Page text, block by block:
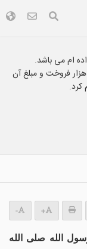
ام می باشد.
فروخت و مبلغ آن
کرد.
+
-
الله صلى الله